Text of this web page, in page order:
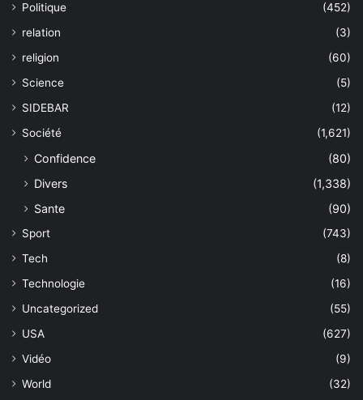
Politique
(452)
relation
(3)
religion
(60)
Science
(5)
SIDEBAR
(12)
Société
(1,621)
Confidence
(80)
Divers
(1,338)
Sante
(90)
Sport
(743)
Tech
(8)
Technologie
(16)
Uncategorized
(55)
USA
(627)
Vidéo
(9)
World
(32)